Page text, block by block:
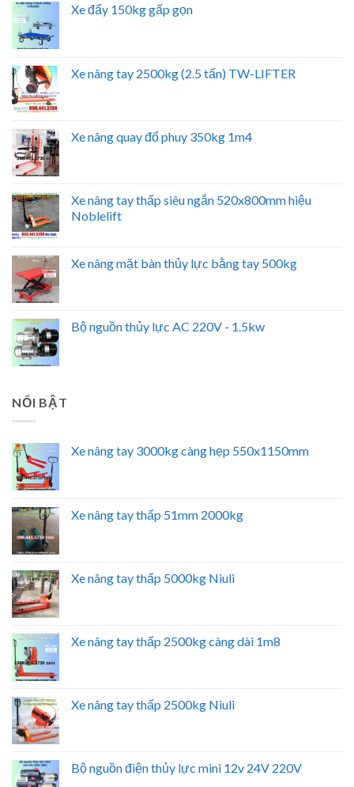
Xe đẩy 150kg gấp gọn
Xe nâng tay 2500kg (2.5 tấn) TW-LIFTER
Xe nâng quay đổ phuy 350kg 1m4
Xe nâng tay thấp siêu ngắn 520x800mm hiệu
Noblelift
Xe nâng mặt bàn thủy lực bằng tay 500kg
Bộ nguồn thủy lực AC 220V - 1.5kw
NỔI BẬT
Xe nâng tay 3000kg càng hẹp 550x1150mm
Xe nâng tay thấp 51mm 2000kg
Xe nâng tay thấp 5000kg Niuli
Xe nâng tay thấp 2500kg càng dài 1m8
Xe nâng tay thấp 2500kg Niuli
Bộ nguồn điện thủy lực mini 12v 24V 220V